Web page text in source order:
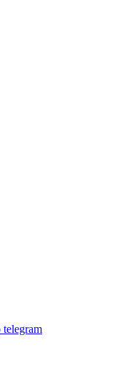
telegram